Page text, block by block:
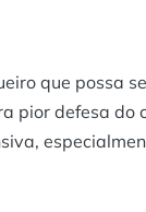
que possa
pior defesa do